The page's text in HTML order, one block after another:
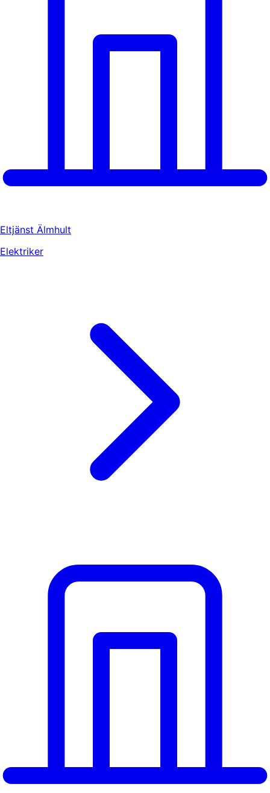
Eltjänst Älmhult
Elektriker